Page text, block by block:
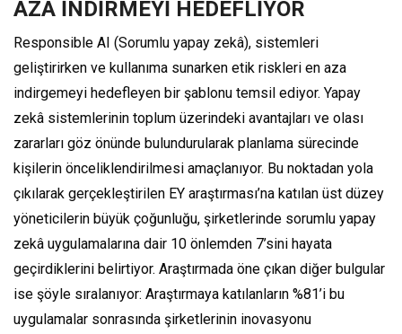
AZA İNDİRMEYİ HEDEFLİYOR
Responsible AI (Sorumlu yapay zekâ), sistemleri
geliştirirken ve kullanıma sunarken etik riskleri en aza
indirgemeyi hedefleyen bir şablonu temsil ediyor. Yapay
zekâ sistemlerinin toplum üzerindeki avantajları ve olası
zararları göz önünde bulundurularak planlama sürecinde
kişilerin önceliklendirilmesi amaçlanıyor. Bu noktadan yola
çıkılarak gerçekleştirilen EY araştırması’na katılan üst düzey
yöneticilerin büyük çoğunluğu, şirketlerinde sorumlu yapay
zekâ uygulamalarına dair 10 önlemden 7’sini hayata
geçirdiklerini belirtiyor. Araştırmada öne çıkan diğer bulgular
ise şöyle sıralanıyor: Araştırmaya katılanların %81’i bu
uygulamalar sonrasında şirketlerinin inovasyonu